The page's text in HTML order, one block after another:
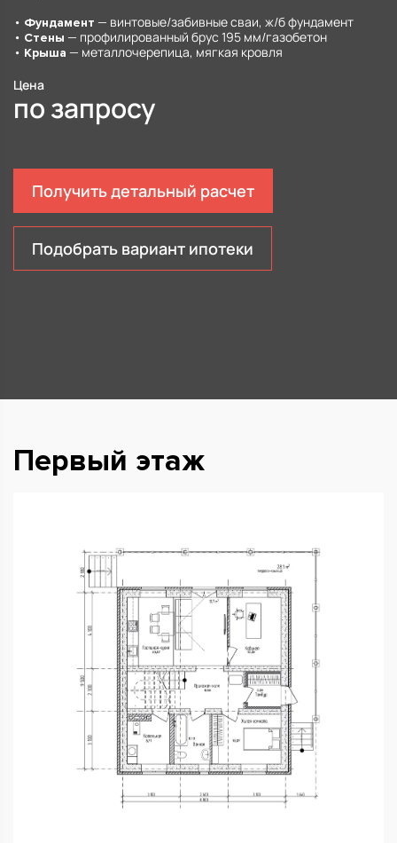
• Фундамент — винтовые/забивные сваи, ж/б фундамент
• Стены — профилированный брус 195 мм/газобетон
• Крыша — металлочерепица, мягкая кровля
Цена
по запросу
Получить детальный расчет
Подобрать вариант ипотеки
Первый этаж